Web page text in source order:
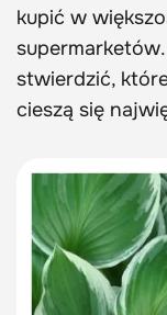
kupić w
stwierdzić,
cieszą się